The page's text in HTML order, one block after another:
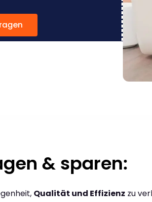
& sparen:
Qualität und Effizienz zu